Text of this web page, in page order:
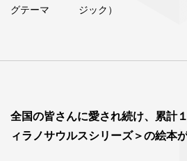
グテーマ
ジック）
全国の皆さんに愛され続け、累計
ィラノサウルスシリーズ＞の絵本